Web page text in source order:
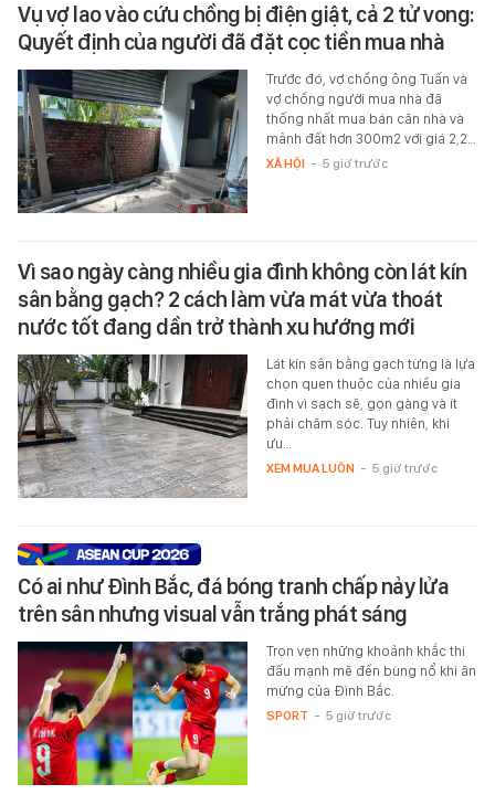
Vụ vợ lao vào cứu chồng bị điện giật, cả 2 tử vong:
Quyết định của người đã đặt cọc tiền mua nhà
Trước đó, vợ chồng ông Tuấn và
vợ chồng người mua nhà đã
thống nhất mua bán căn nhà và
mảnh đất hơn 300m2 với giá 2,2…
XÃ HỘI - 5 giờ trước
Vì sao ngày càng nhiều gia đình không còn lát kín
sân bằng gạch? 2 cách làm vừa mát vừa thoát
nước tốt đang dần trở thành xu hướng mới
Lát kín sân bằng gạch từng là lựa
chọn quen thuộc của nhiều gia
đình vì sạch sẽ, gọn gàng và ít
phải chăm sóc. Tuy nhiên, khi
ưu…
XEM MUA LUÔN - 5 giờ trước
Có ai như Đình Bắc, đá bóng tranh chấp nảy lửa
trên sân nhưng visual vẫn trắng phát sáng
Trọn vẹn những khoảnh khắc thi
đấu mạnh mẽ đến bùng nổ khi ăn
mừng của Đình Bắc.
SPORT - 5 giờ trước